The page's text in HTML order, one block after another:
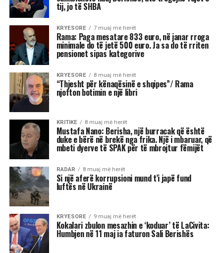
Nga Delvina e lindjes deri
në skenat më të mëdha
teatrore dhe të kinemasë
shqiptare, ajo u shenjua si
simbol i gruas së fortë, një
qëndrestare e
admirueshme dhe aktore
që e përjetonte çdo rol me
shpirt, përmes forcës
dramatike dhe elegancës
së groteskut. Sot, emri i saj
është pjesë e pavdekshme
e kulturës sonë kombëtare.
Arti i saj nuk do të shuhet
kurrë…